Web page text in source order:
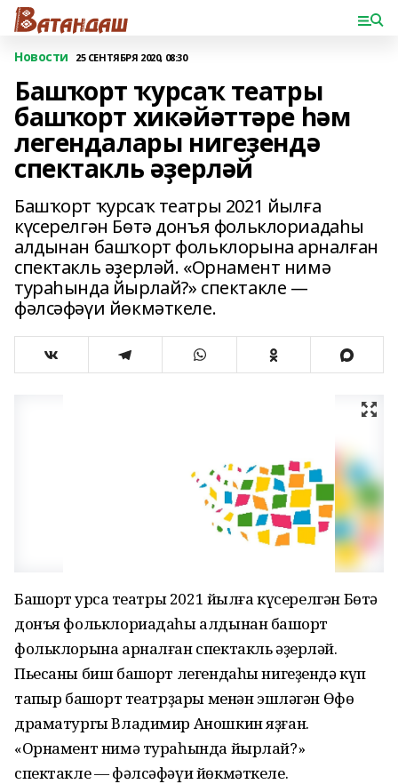
Новости 25 СЕНТЯБРЯ 2020, 08:30
Башҡорт ҡурсаҡ театры
башҡорт хикәйәттәре һәм
легендалары нигеҙендә
спектакль әҙерләй
Башҡорт ҡурсаҡ театры 2021 йылға
күсерелгән Бөтә донъя фольклориадаһы
алдынан башҡорт фольклорына арналған
спектакль әҙерләй. «Орнамент нимә
тураһында йырлай?» спектакле —
фәлсәфәүи йөкмәткеле.
Башҡорт ҡурсаҡ театры 2021 йылға күсерелгән Бөтә
донъя фольклориадаһы алдынан башҡорт
фольклорына арналған спектакль әҙерләй.
Пьесаны биш башҡорт легендаһы нигеҙендә күп
тапҡыр башҡорт театрҙары менән эшләгән Өфө
драматургы Владимир Аношкин яҙған.
«Орнамент нимә тураһында йырлай?»
спектакле — фәлсәфәүи йөкмәткеле.